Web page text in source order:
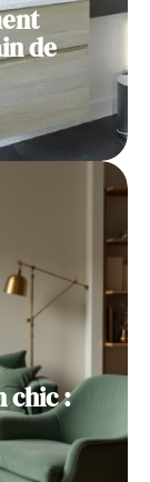
de
chic :